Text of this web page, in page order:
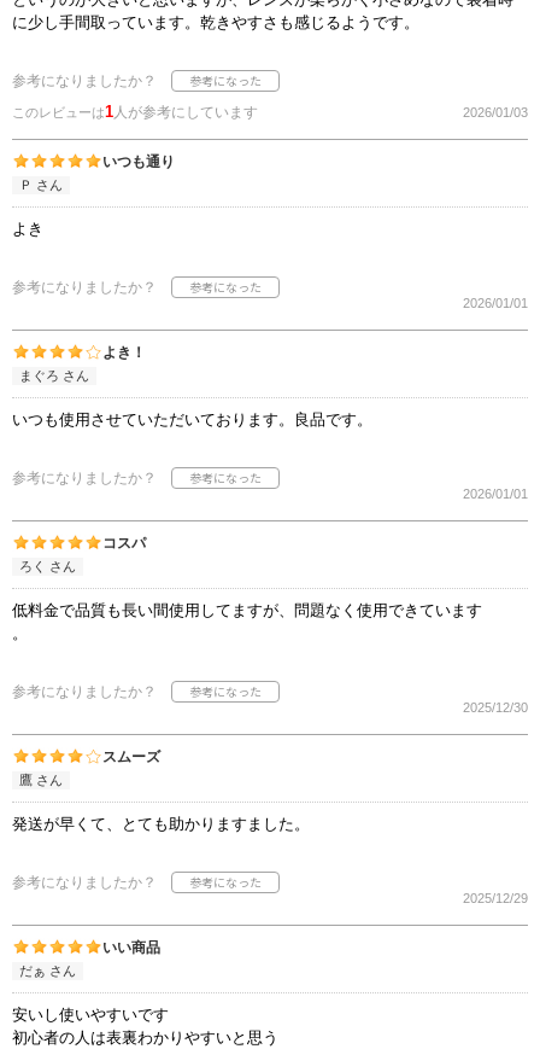
に少し手間取っています。乾きやすさも感じるようです。
参考になりましたか？
このレビューは1人が参考にしています 2026/01/03
いつも通り
Ｐ さん
よき
参考になりましたか？
2026/01/01
よき！
まぐろ さん
いつも使用させていただいております。良品です。
参考になりましたか？
2026/01/01
コスパ
ろく さん
低料金で品質も長い間使用してますが、問題なく使用できています
。
参考になりましたか？
2025/12/30
スムーズ
鷹 さん
発送が早くて、とても助かりますました。
参考になりましたか？
2025/12/29
いい商品
だぁ さん
安いし使いやすいです
初心者の人は表裏わかりやすいと思う